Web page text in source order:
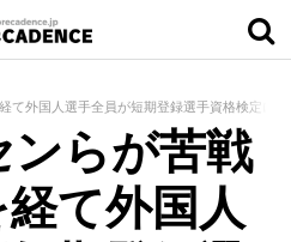
て外国人選手全員が短期登録選手資格検定に
ンらが苦戦
て外国人